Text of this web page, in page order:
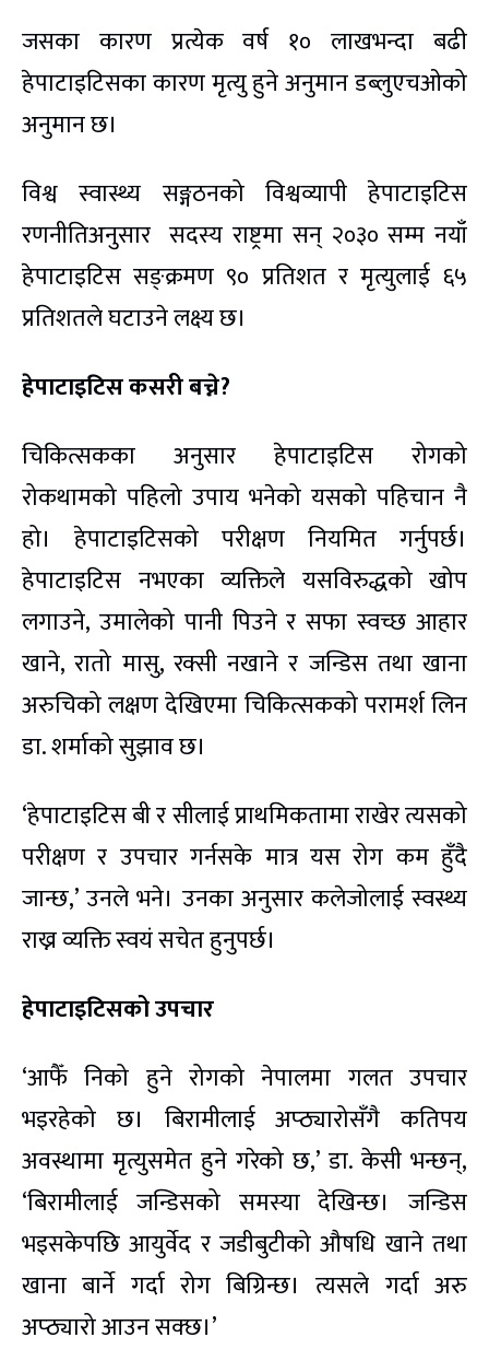
जसका कारण प्रत्येक वर्ष १० लाखभन्दा बढी
हेपाटाइटिसका कारण मृत्यु हुने अनुमान डब्लुएचओको
अनुमान छ।
विश्व स्वास्थ्य सङ्गठनको विश्वव्यापी हेपाटाइटिस
रणनीतिअनुसार सदस्य राष्ट्रमा सन् २०३० सम्म नयाँ
हेपाटाइटिस सङ्क्रमण ९० प्रतिशत र मृत्युलाई ६५
प्रतिशतले घटाउने लक्ष्य छ।
हेपाटाइटिस कसरी बच्ने?
चिकित्सकका अनुसार हेपाटाइटिस रोगको
रोकथामको पहिलो उपाय भनेको यसको पहिचान नै
हो। हेपाटाइटिसको परीक्षण नियमित गर्नुपर्छ।
हेपाटाइटिस नभएका व्यक्तिले यसविरुद्धको खोप
लगाउने, उमालेको पानी पिउने र सफा स्वच्छ आहार
खाने, रातो मासु, रक्सी नखाने र जन्डिस तथा खाना
अरुचिको लक्षण देखिएमा चिकित्सकको परामर्श लिन
डा. शर्माको सुझाव छ।
‘हेपाटाइटिस बी र सीलाई प्राथमिकतामा राखेर त्यसको
परीक्षण र उपचार गर्नसके मात्र यस रोग कम हुँदै
जान्छ,’ उनले भने। उनका अनुसार कलेजोलाई स्वस्थ्य
राख्न व्यक्ति स्वयं सचेत हुनुपर्छ।
हेपाटाइटिसको उपचार
‘आफैँ निको हुने रोगको नेपालमा गलत उपचार
भइरहेको छ। बिरामीलाई अप्ठ्यारोसँगै कतिपय
अवस्थामा मृत्युसमेत हुने गरेको छ,’ डा. केसी भन्छन्,
‘बिरामीलाई जन्डिसको समस्या देखिन्छ। जन्डिस
भइसकेपछि आयुर्वेद र जडीबुटीको औषधि खाने तथा
खाना बार्ने गर्दा रोग बिग्रिन्छ। त्यसले गर्दा अरु
अप्ठ्यारो आउन सक्छ।’